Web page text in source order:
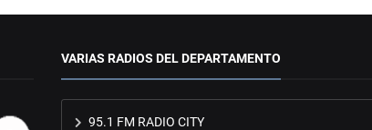
VARIAS RADIOS DEL DEPARTAMENTO
95.1 FM RADIO CITY